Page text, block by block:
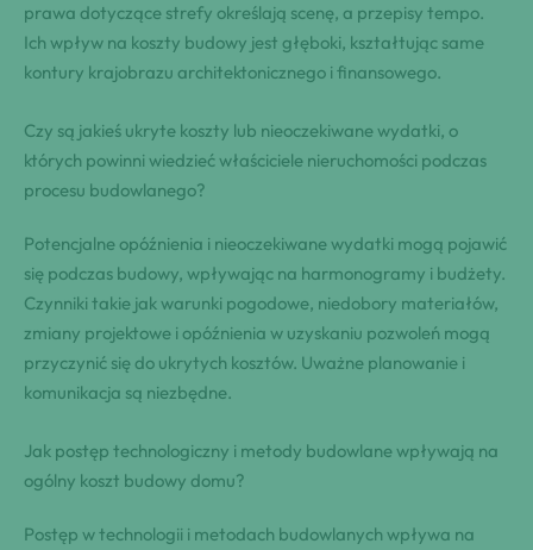
prawa dotyczące strefy określają scenę, a przepisy tempo.
Ich wpływ na koszty budowy jest głęboki, kształtując same
kontury krajobrazu architektonicznego i finansowego.
Czy są jakieś ukryte koszty lub nieoczekiwane wydatki, o
których powinni wiedzieć właściciele nieruchomości podczas
procesu budowlanego?
Potencjalne opóźnienia i nieoczekiwane wydatki mogą pojawić
się podczas budowy, wpływając na harmonogramy i budżety.
Czynniki takie jak warunki pogodowe, niedobory materiałów,
zmiany projektowe i opóźnienia w uzyskaniu pozwoleń mogą
przyczynić się do ukrytych kosztów. Uważne planowanie i
komunikacja są niezbędne.
Jak postęp technologiczny i metody budowlane wpływają na
ogólny koszt budowy domu?
Postęp w technologii i metodach budowlanych wpływa na